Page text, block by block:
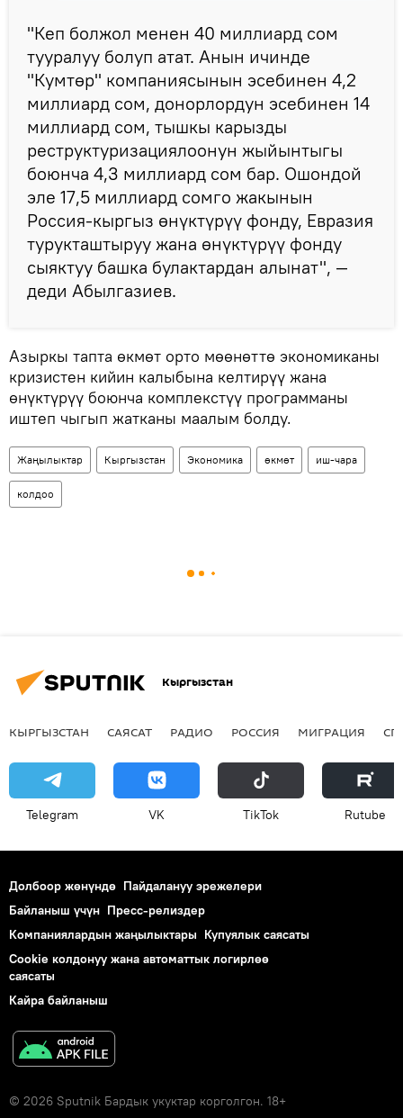
"Кеп болжол менен 40 миллиард сом
тууралуу болуп атат. Анын ичинде
"Кумтөр" компаниясынын эсебинен 4,2
миллиард сом, донорлордун эсебинен 14
миллиард сом, тышкы карызды
реструктуризациялоонун жыйынтыгы
боюнча 4,3 миллиард сом бар. Ошондой
эле 17,5 миллиард сомго жакынын
Россия-кыргыз өнүктүрүү фонду, Евразия
турукташтыруу жана өнүктүрүү фонду
сыяктуу башка булактардан алынат", —
деди Абылгазиев.
Азыркы тапта өкмөт орто мөөнөттө экономиканы
кризистен кийин калыбына келтирүү жана
өнүктүрүү боюнча комплекстүү программаны
иштеп чыгып жатканы маалым болду.
Жаңылыктар Кыргызстан Экономика өкмөт иш-чара
колдоо
Кыргызстан
КЫРГЫЗСТАН САЯСАТ РАДИО РОССИЯ МИГРАЦИЯ
Telegram VK ТikТоk Rutube
Долбоор жөнүндө Пайдалануу эрежелери
Байланыш үчүн Пресс-релиздер
Компаниялардын жаңылыктары Купуялык саясаты
Cookie колдонуу жана автоматтык логирлөө
саясаты
Кайра байланыш
© 2026 Sputnik Бардык укуктар корголгон. 18+